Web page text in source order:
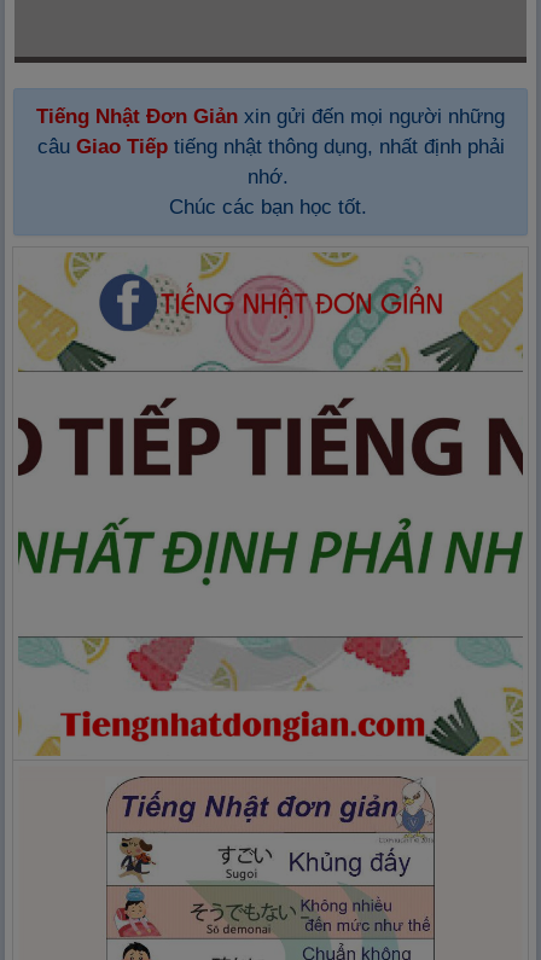
Tiếng Nhật Đơn Giản xin gửi đến mọi người những
câu Giao Tiếp tiếng nhật thông dụng, nhất định phải
nhớ.
Chúc các bạn học tốt.